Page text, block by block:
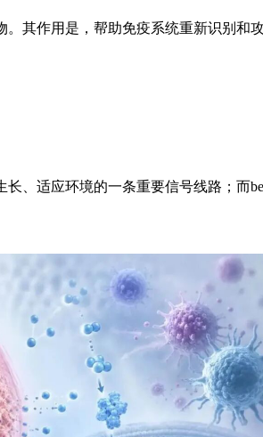
。其作用是，帮助免疫系统重新识别和
长、适应环境的一条重要信号线路；而